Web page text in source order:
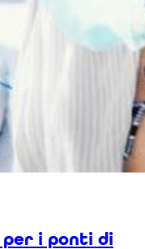
per i ponti di